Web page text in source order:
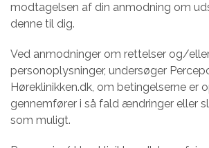
modtagelsen af din anmodning om
denne til dig.
Ved anmodninger om rettelser og/
personoplysninger, undersøger
Høreklinikken.dk, om betingelserne er
gennemfører i så fald ændringer eller
som muligt.